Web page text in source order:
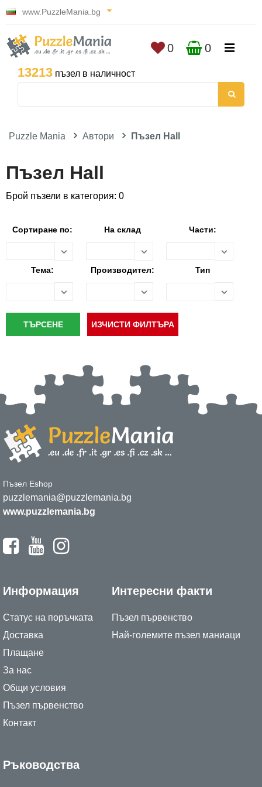
www.PuzzleMania.bg
13213 пъзел в наличност
0 0
Puzzle Mania Автори Пъзел Hall
Пъзел Hall
Брой пъзели в категория: 0
Сортиране по: На склад Части:
Тема: Производител: Тип
Пъзел Eshop
puzzlemania@puzzlemania.bg
www.puzzlemania.bg
Информация
Статус на поръчката
Доставка
Плащане
За нас
Общи условия
Пъзел първенство
Контакт
Интересни факти
Пъзел първенство
Най-големите пъзел маниаци
Ръководства